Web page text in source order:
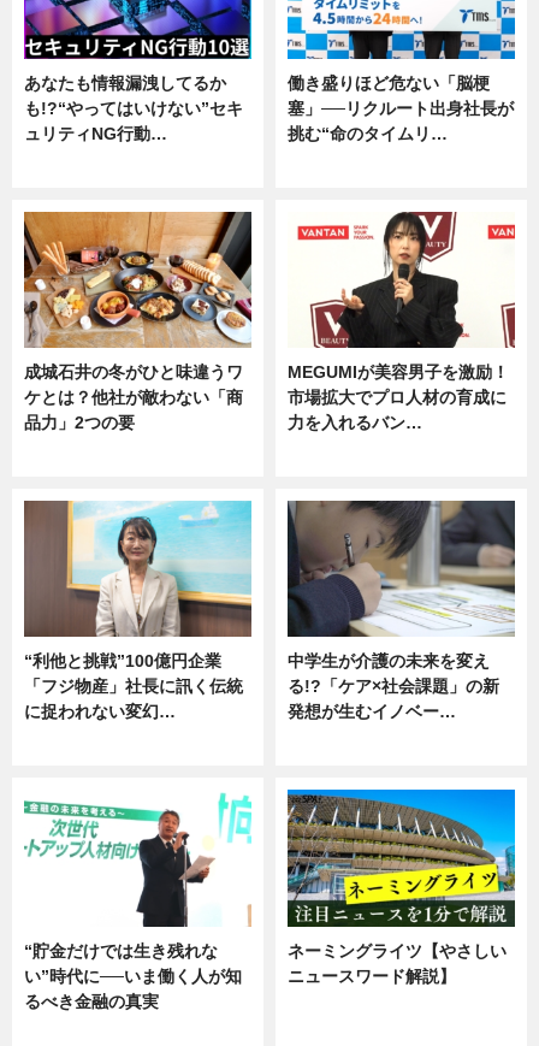
あなたも情報漏洩してるか
も!?“やってはいけない”セキ
ュリティNG行動…
働き盛りほど危ない「脳梗
塞」──リクルート出身社長が
挑む“命のタイムリ…
成城石井の冬がひと味違うワ
ケとは？他社が敵わない「商
品力」2つの要
MEGUMIが美容男子を激励！
市場拡大でプロ人材の育成に
力を入れるバン…
“利他と挑戦”100億円企業
「フジ物産」社長に訊く伝統
に捉われない変幻…
中学生が介護の未来を変え
る!?「ケア×社会課題」の新
発想が生むイノベー…
“貯金だけでは生き残れな
い”時代に──いま働く人が知
るべき金融の真実
ネーミングライツ【やさしい
ニュースワード解説】